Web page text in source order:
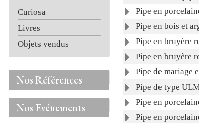
Curiosa
Livres
Objets vendus
Nos Références
Nos Evénements
Pipe en
Pipe en bois et
Pipe en bruyère
Pipe en bruyère
Pipe de mariage
Pipe de type
Pipe en
Pipe en